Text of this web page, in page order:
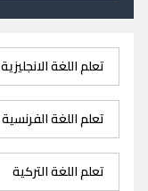
تعلم اللغة الانجليزية
تعلم اللغة الفرنسية
تعلم اللغة التركية